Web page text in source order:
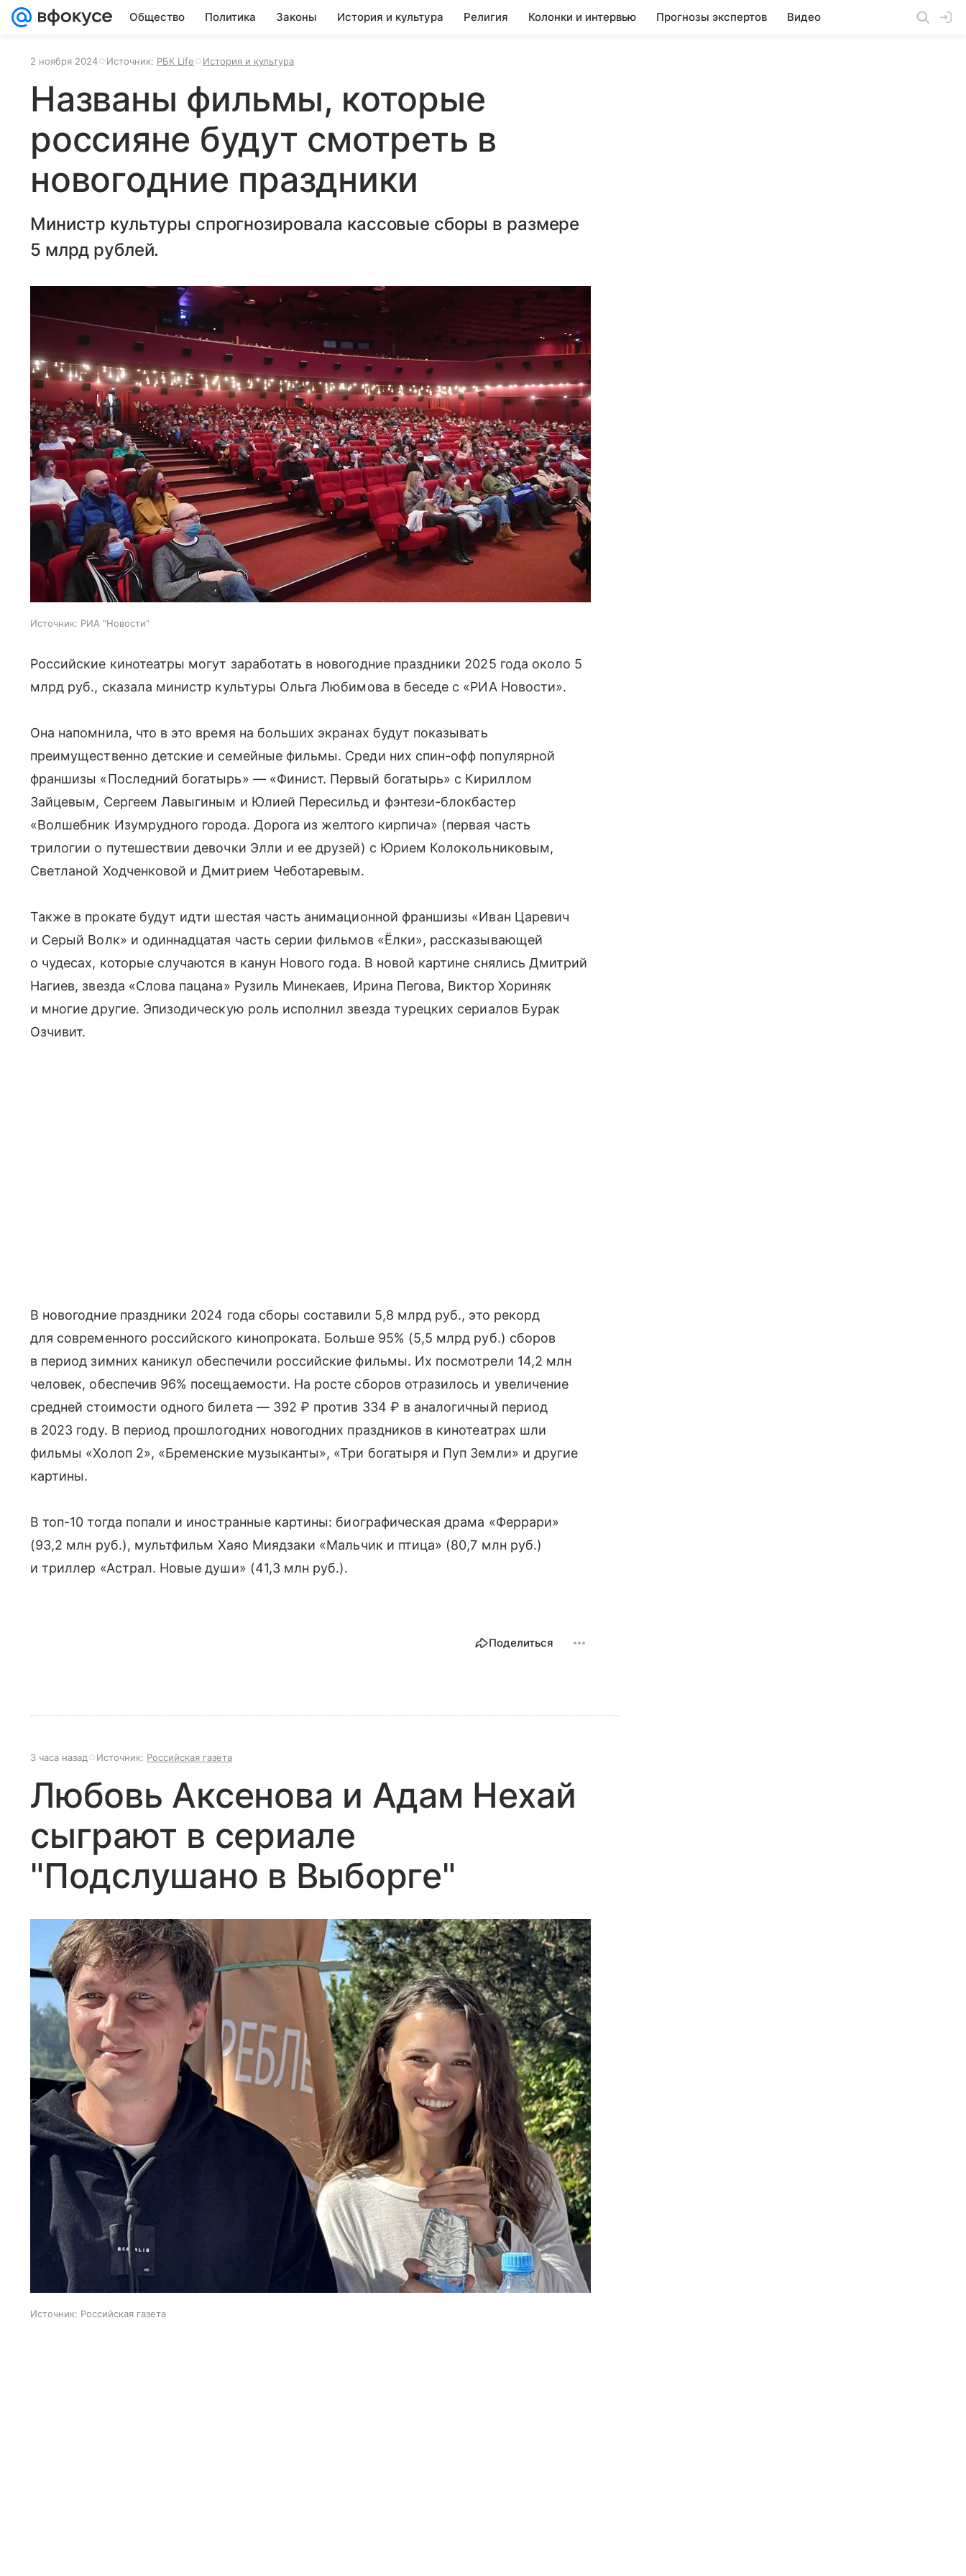
Общество Политика Законы История и культура Религия Колонки и интервью Прогнозы экспертов Видео
2 ноября 2024 Источник: РБК Life История и культура
Названы фильмы, которые
россияне будут смотреть в
новогодние праздники
Министр культуры спрогнозировала кассовые сборы в размере
5 млрд рублей.
Источник: РИА "Новости"
Российские кинотеатры могут заработать в новогодние праздники 2025 года около 5
млрд руб., сказала министр культуры Ольга Любимова в беседе с «РИА Новости».
Она напомнила, что в это время на больших экранах будут показывать
преимущественно детские и семейные фильмы. Среди них спин-офф популярной
франшизы «Последний богатырь» — «Финист. Первый богатырь» с Кириллом
Зайцевым, Сергеем Лавыгиным и Юлией Пересильд и фэнтези-блокбастер
«Волшебник Изумрудного города. Дорога из желтого кирпича» (первая часть
трилогии о путешествии девочки Элли и ее друзей) с Юрием Колокольниковым,
Светланой Ходченковой и Дмитрием Чеботаревым.
Также в прокате будут идти шестая часть анимационной франшизы «Иван Царевич
и Серый Волк» и одиннадцатая часть серии фильмов «Ёлки», рассказывающей
о чудесах, которые случаются в канун Нового года. В новой картине снялись Дмитрий
Нагиев, звезда «Слова пацана» Рузиль Минекаев, Ирина Пегова, Виктор Хориняк
и многие другие. Эпизодическую роль исполнил звезда турецких сериалов Бурак
Озчивит.
В новогодние праздники 2024 года сборы составили 5,8 млрд руб., это рекорд
для современного российского кинопроката. Больше 95% (5,5 млрд руб.) сборов
в период зимних каникул обеспечили российские фильмы. Их посмотрели 14,2 млн
человек, обеспечив 96% посещаемости. На росте сборов отразилось и увеличение
средней стоимости одного билета — 392 ₽ против 334 ₽ в аналогичный период
в 2023 году. В период прошлогодних новогодних праздников в кинотеатрах шли
фильмы «Холоп 2», «Бременские музыканты», «Три богатыря и Пуп Земли» и другие
картины.
В топ-10 тогда попали и иностранные картины: биографическая драма «Феррари»
(93,2 млн руб.), мультфильм Хаяо Миядзаки «Мальчик и птица» (80,7 млн руб.)
и триллер «Астрал. Новые души» (41,3 млн руб.).
Поделиться
3 часа назад Источник: Российская газета
Любовь Аксенова и Адам Нехай
сыграют в сериале
"Подслушано в Выборге"
Источник: Российская газета